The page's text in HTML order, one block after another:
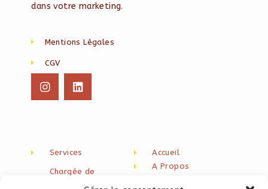
dans votre marketing.
Mentions Légales
CGV
Services
Chargée de
Accueil
A Propos